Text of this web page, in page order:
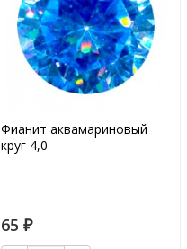
Фианит аквамариновый
круг 4,0
65 ₽